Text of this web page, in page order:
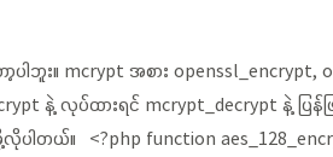
ါဘူး။ mcrypt အစား
နဲ့ လုပ်ထားရင် mcrypt_decrypt နဲ့ ပြ
ပါတယ်။ <?php function